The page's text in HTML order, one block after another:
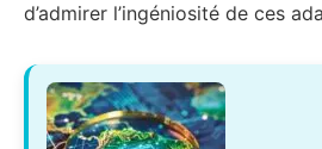
d’admirer l’ingéniosité de ces